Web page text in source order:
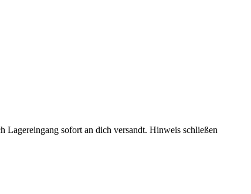
Lagereingang sofort an dich versandt. Hinweis schließen